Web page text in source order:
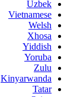
Uzbek
Vietnamese
Welsh
Xhosa
Yiddish
Yoruba
Zulu
Kinyarwanda
Tatar